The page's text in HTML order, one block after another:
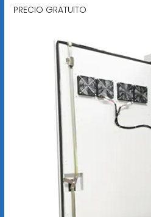
PRECIO GRATUITO